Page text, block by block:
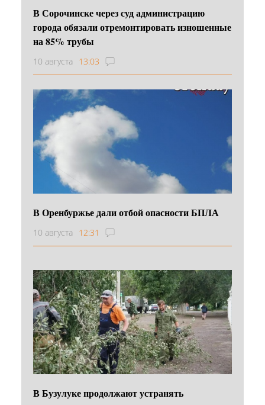
В Сорочинске через суд администрацию
города обязали отремонтировать изношенные
на 85% трубы
10 августа 13:03
В Оренбуржье дали отбой опасности БПЛА
10 августа 12:31
В Бузулуке продолжают устранять